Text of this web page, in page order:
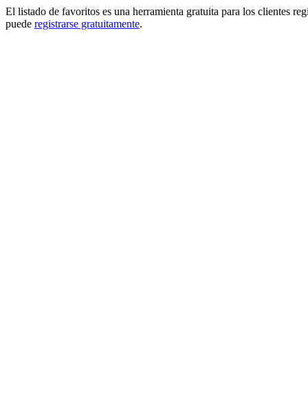
El listado de favoritos es una herramienta gratuita para los clientes
puede registrarse gratuitamente.